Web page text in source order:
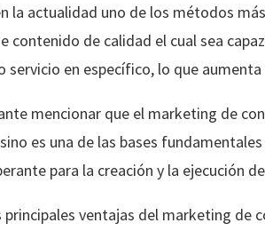
la actualidad uno de los métodos
contenido de calidad el cual sea
servicio en específico, lo que
mencionar que el marketing de
es una de las bases
para la creación y la ejecución
principales ventajas del marketing